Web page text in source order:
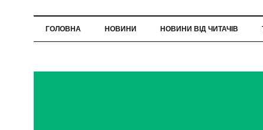
ГОЛОВНА НОВИНИ НОВИНИ ВІД ЧИТАЧІВ